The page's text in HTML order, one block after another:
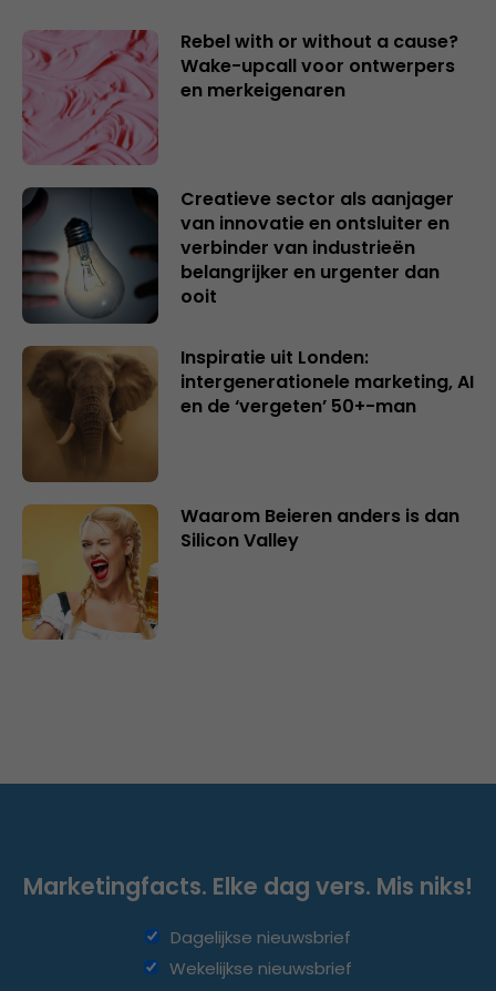
Rebel with or without a cause?
Wake-upcall voor ontwerpers
en merkeigenaren
Creatieve sector als aanjager
van innovatie en ontsluiter en
verbinder van industrieën
belangrijker en urgenter dan
ooit
Inspiratie uit Londen:
intergenerationele marketing, AI
en de ‘vergeten’ 50+-man
Waarom Beieren anders is dan
Silicon Valley
Marketingfacts. Elke dag vers. Mis niks!
Dagelijkse nieuwsbrief
Wekelijkse nieuwsbrief